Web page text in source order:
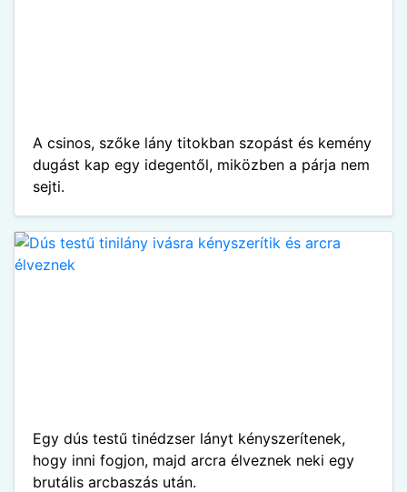
A csinos, szőke lány titokban szopást és kemény
dugást kap egy idegentől, miközben a párja nem
sejti.
Egy dús testű tinédzser lányt kényszerítenek,
hogy inni fogjon, majd arcra élveznek neki egy
brutális arcbaszás után.